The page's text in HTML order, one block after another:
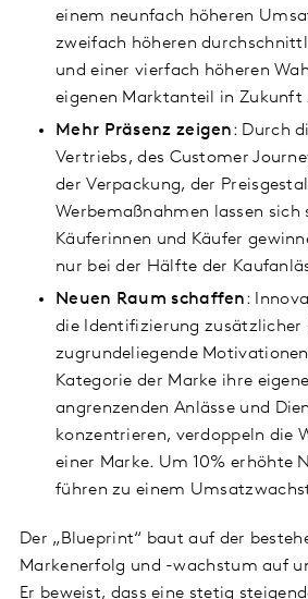
einem neunfach höheren
zweifach höheren
und einer vierfach höheren
eigenen Marktanteil in Zukunft
Mehr Präsenz zeigen: Durch
Vertriebs, des Customer
der Verpackung, der
Werbemaßnahmen lassen sich
Käuferinnen und Käufer
nur bei der Hälfte der
Neuen Raum schaffen:
die Identifizierung zusätzlicher
zugrundeliegende
Kategorie der Marke ihre
angrenzenden Anlässe und
konzentrieren, verdoppeln die
einer Marke. Um 10% erhöhte
führen zu einem
Der „Blueprint“ baut auf der
Markenerfolg und -wachstum auf
Er beweist, dass eine stetig